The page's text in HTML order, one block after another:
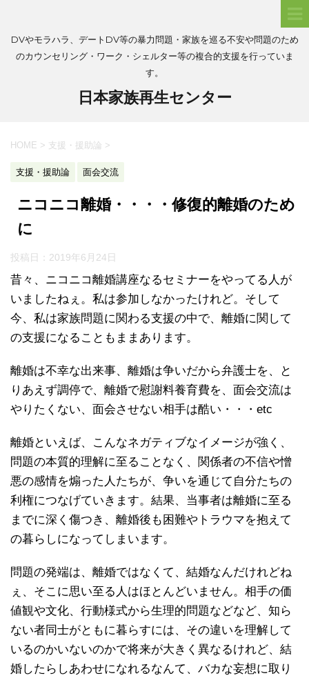
DVやモラハラ、デートDV等の暴力問題・家族を巡る不安や問題のため
のカウンセリング・ワーク・シェルター等の複合的支援を行っていま
す。
日本家族再生センター
HOME > 支援・援助論 >
支援・援助論 面会交流
ニコニコ離婚・・・・修復的離婚のため
に
投稿日： 2019年6月24日
昔々、ニコニコ離婚講座なるセミナーをやってる人が
いましたねぇ。私は参加しなかったけれど。そして
今、私は家族問題に関わる支援の中で、離婚に関して
の支援になることもままあります。
離婚は不幸な出来事、離婚は争いだから弁護士を、と
りあえず調停で、離婚で慰謝料養育費を、面会交流は
やりたくない、面会させない相手は酷い・・・etc
離婚といえば、こんなネガティブなイメージが強く、
問題の本質的理解に至ることなく、関係者の不信や憎
悪の感情を煽った人たちが、争いを通じて自分たちの
利権につなげていきます。結果、当事者は離婚に至る
までに深く傷つき、離婚後も困難やトラウマを抱えて
の暮らしになってしまいます。
問題の発端は、離婚ではなくて、結婚なんだけれどね
ぇ、そこに思い至る人はほとんどいません。相手の価
値観や文化、行動様式から生理的問題などなど、知ら
ない者同士がともに暮らすには、その違いを理解して
いるのかいないのかで将来が大きく異なるけれど、結
婚したらしあわせになれるなんて、バカな妄想に取り